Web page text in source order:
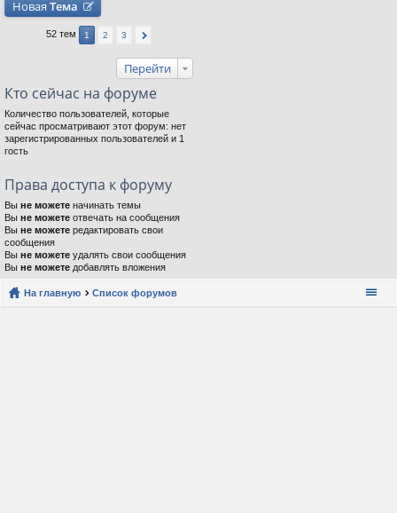
Новая Тема
52 тем 1 2 3
Перейти
Кто сейчас на форуме
Количество пользователей, которые
сейчас просматривают этот форум: нет
зарегистрированных пользователей и 1
гость
Права доступа к форуму
Вы не можете начинать темы
Вы не можете отвечать на сообщения
Вы не можете редактировать свои
сообщения
Вы не можете удалять свои сообщения
Вы не можете добавлять вложения
На главную Список форумов